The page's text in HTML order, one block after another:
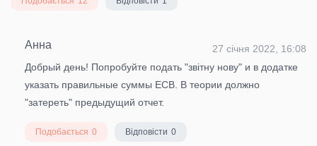
Анна
27 січня 2022, 16:08
Добрый день! Попробуйте подать "звітну нову" и в додатке
указать правильные суммы ЕСВ. В теории должно
"затереть" предыдущий отчет.
Подобається 0 Відповісти 0